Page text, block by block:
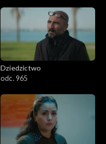
Dziedzictwo
odc. 965